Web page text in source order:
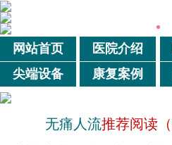
网站首页 医院介绍
尖端设备
康复案例
无痛人流推荐阅读